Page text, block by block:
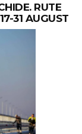
RUTE
31 AUGUST